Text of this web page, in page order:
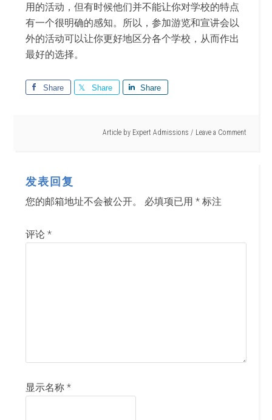
用的活动，但有时候他们并不能让你对学校的特点
有一个很明确的感知。所以，参加游览和宣讲会以
外的活动可以让你更好地区分各个学校，从而作出
最好的选择。
Share Share Share
Article by Expert Admissions Leave a Comment
发表回复
您的邮箱地址不会被公开。 必填项已用* 标注
评论*
显示名称*